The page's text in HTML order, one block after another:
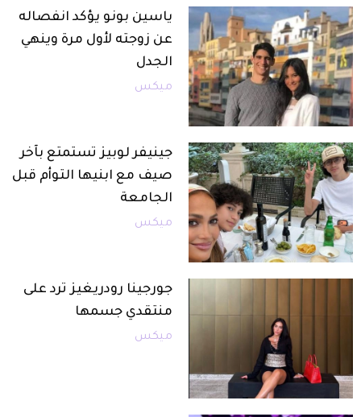
ياسين بونو يؤكد انفصاله
عن زوجته لأول مرة وينهي
الجدل
ميكس
جينيفر لوبيز تستمتع بآخر
صيف مع ابنيها التوأم قبل
الجامعة
ميكس
جورجينا رودريغيز ترد على
منتقدي جسمها
ميكس